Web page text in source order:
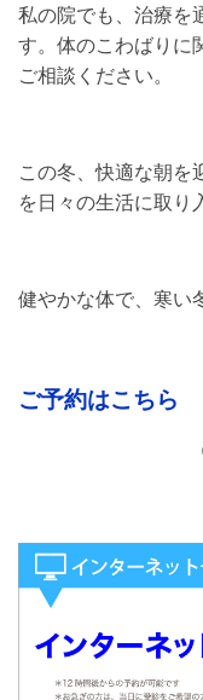
私の院でも、治療を
す。体のこわばりに
ご相談ください。
この冬、快適な朝を
を日々の生活に取り
健やかな体で、寒い
ご予約はこちら